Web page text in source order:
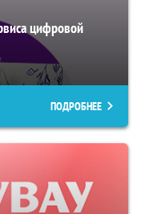
цифровой
ПОДРОБНЕЕ